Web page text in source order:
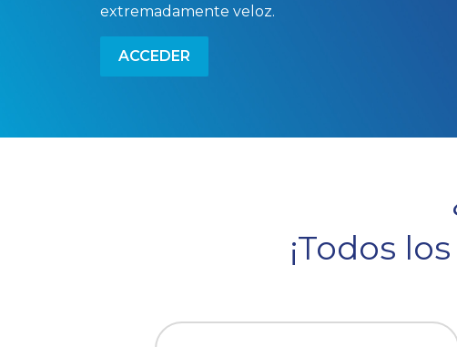
extremadamente veloz.
ACCEDER
¡Todos